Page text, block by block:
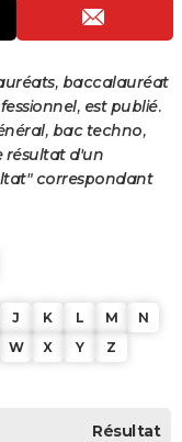
baccalauréat
est publié.
bac techno,
résultat d'un
correspondant
J K L M
N
W X Y Z
Résultat